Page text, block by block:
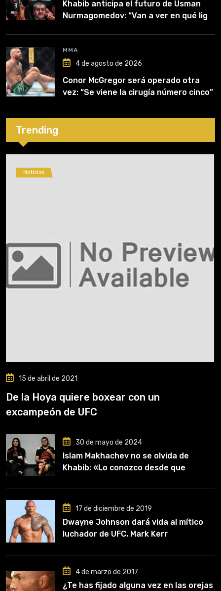
Khabib anticipa el futuro de Usman
Nurmagomedov: “Van a ver en qué liga
MMA
4 de agosto de 2026
Conor McGregor será operado otra
vez: “Se viene la cirugía número cinco”
Trending
Noticias
15 de abril de 2021
De la Hoya quiere boxear con un
excampeón de UFC
30 de mayo de 2024
Islam Makhachev no se olvida de
Khabib: «Lo conozco desde que
clave en mi carrera»
17 de diciembre de 2019
Dwayne Johnson dará vida al mítico
luchador de UFC, Mark Kerr
4 de marzo de 2017
¿Te has fijado alguna vez en las orejas